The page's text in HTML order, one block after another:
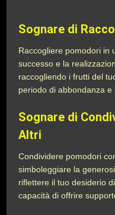
Sognare di
Raccogliere pomodori in
successo e la
raccogliendo i frutti del
periodo di abbondanza e
Sognare di
Altri
Condividere pomodori
simboleggiare la
riflettere il tuo desiderio
capacità di offrire